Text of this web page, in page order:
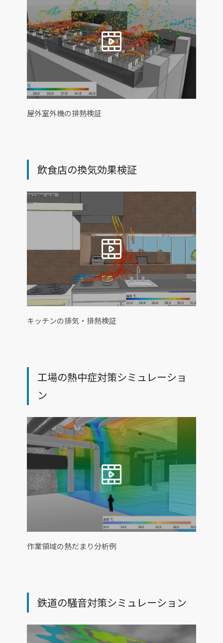
屋外室外機の排熱検証
飲食店の換気効果検証
キッチンの排気・排熱検証
工場の熱中症対策シミュレーショ
ン
作業領域の熱だまり分析例
鉄道の騒音対策シミュレーション